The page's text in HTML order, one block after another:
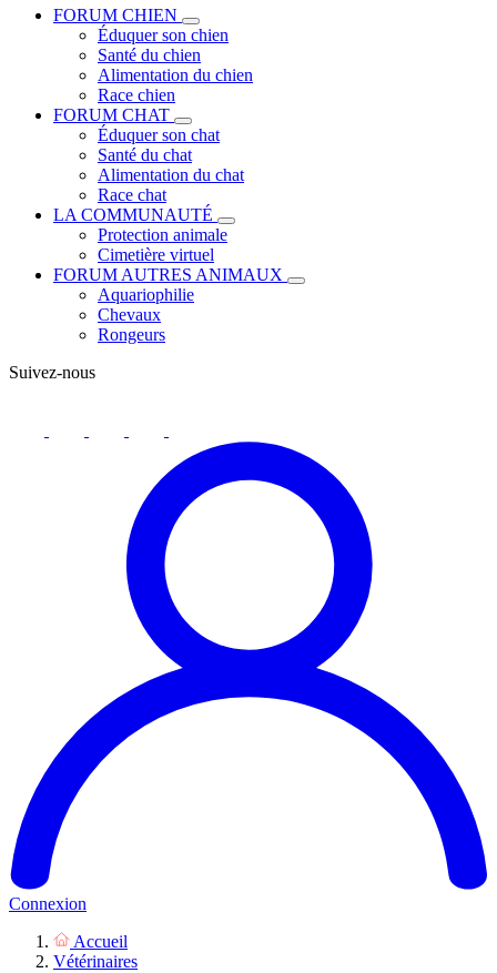
FORUM CHIEN
Éduquer son chien
Santé du chien
Alimentation du chien
Race chien
FORUM CHAT
Éduquer son chat
Santé du chat
Alimentation du chat
Race chat
LA COMMUNAUTÉ
Protection animale
Cimetière virtuel
FORUM AUTRES ANIMAUX
Aquariophilie
Chevaux
Rongeurs
Suivez-nous
Connexion
Accueil
Vétérinaires